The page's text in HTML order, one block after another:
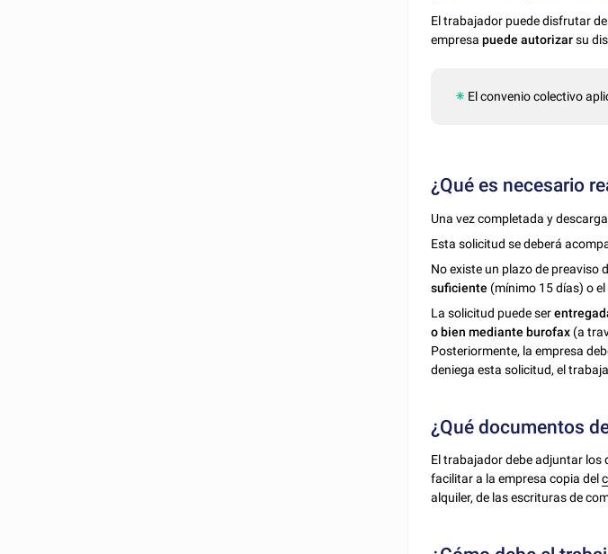
El trabajador puede disfrutar
empresapuede autorizarsu
El convenio colectivo
¿Qué es necesario
Una vez completada y
Esta solicitud se deberá
No existe un plazo de preaviso
suficiente (mínimo 15 días) o
La solicitud puede ser
o bien mediante burofax (a
Posteriormente, la empresa
deniega esta solicitud, el
¿Qué documentos
El trabajador debe adjuntar los
facilitar a la empresa copia del
alquiler, de las escrituras de